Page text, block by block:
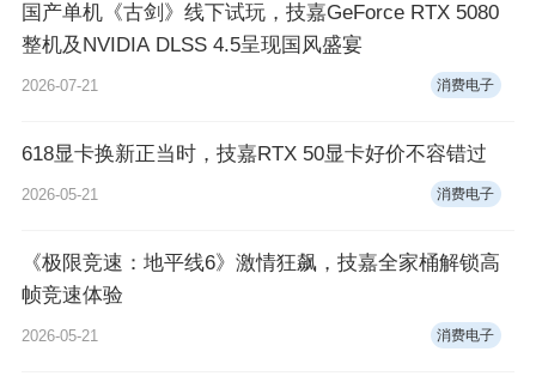
国产单机《古剑》线下试玩，技嘉GeForce RTX 5080
整机及NVIDIA DLSS 4.5呈现国风盛宴
2026-07-21 消费电子
618显卡换新正当时，技嘉RTX 50显卡好价不容错过
2026-05-21 消费电子
《极限竞速：地平线6》激情狂飙，技嘉全家桶解锁高
帧竞速体验
2026-05-21 消费电子